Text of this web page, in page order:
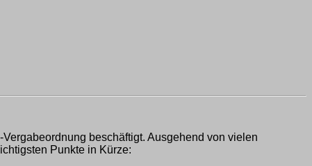
beschäftigt. Ausgehend von vielen
Punkte in Kürze: